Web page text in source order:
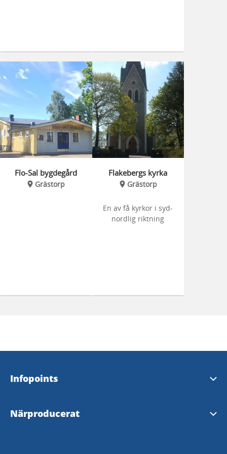
Flo-Sal bygdegård
Grästorp
Flakebergs kyrka
Grästorp
En av få kyrkor i syd-
nordlig riktning
Infopoints
Turistinformation och Infopoints
Närproducerat